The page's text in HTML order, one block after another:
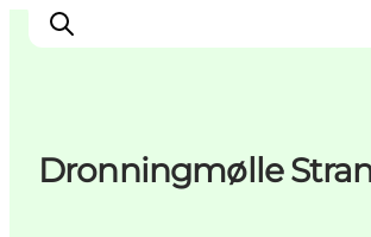
Dronningmølle